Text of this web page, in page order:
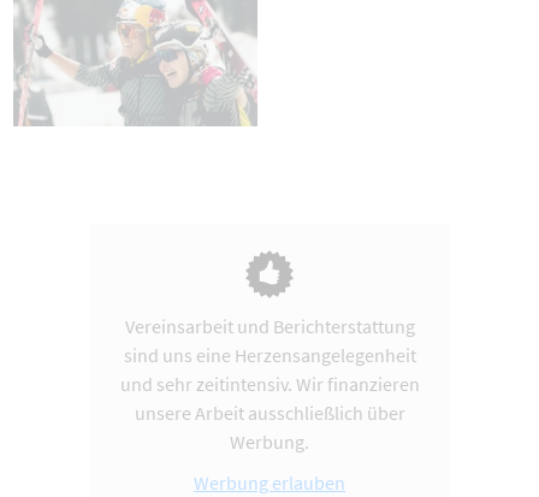
Vereinsarbeit und Berichterstattung
sind uns eine Herzensangelegenheit
und sehr zeitintensiv. Wir finanzieren
unsere Arbeit ausschließlich über
Werbung.
Werbung erlauben